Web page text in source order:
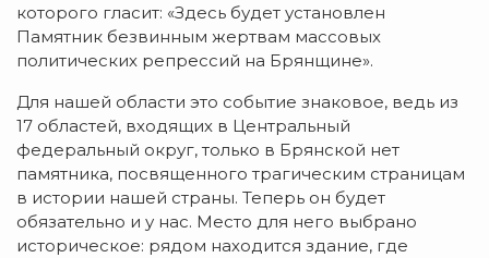
которого гласит: «Здесь будет установлен
Памятник безвинным жертвам массовых
политических репрессий на Брянщине».
Для нашей области это событие знаковое, ведь из
17 областей, входящих в Центральный
федеральный округ, только в Брянской нет
памятника, посвященного трагическим страницам
в истории нашей страны. Теперь он будет
обязательно и у нас. Место для него выбрано
историческое: рядом находится здание, где